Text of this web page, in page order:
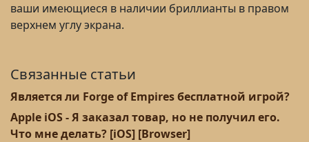
ваши имеющиеся в наличии бриллианты в правом
верхнем углу экрана.
Связанные статьи
Является ли Forge of Empires бесплатной игрой?
Apple iOS - Я заказал товар, но не получил его.
Что мне делать? [iOS] [Browser]